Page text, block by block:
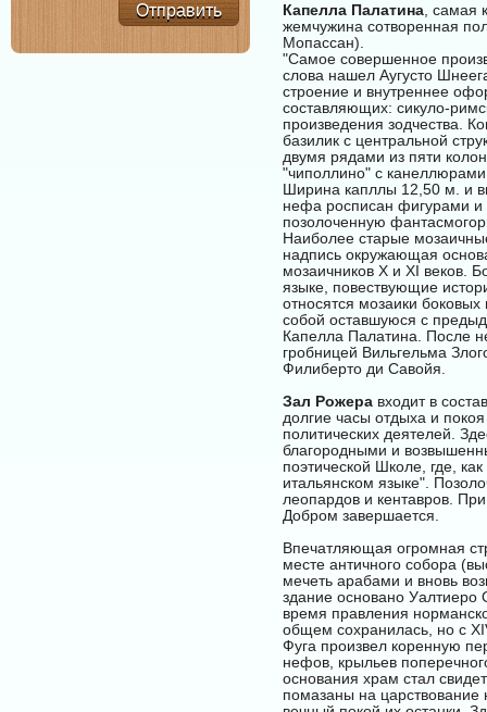
Капелла Палатина , самая
жемчужина сотворенная
Мопассан).
"Самое совершенное
слова нашел Аугусто
строение и внутреннее
составляющих: сикуло-
произведения зодчества.
базилик с центральной
двумя рядами из пяти
"чиполлино" с
Ширина капллы 12,50 м. и
нефа росписан фигурами
позолоченную
Наиболее старые
надпись окружающая
мозаичников Х и XI веков.
языке, повествующие
относятся мозаики
собой оставшуюся с
Капелла Палатина. После
гробницей Вильгельма
Филиберто ди Савойя.
Зал Рожера входит в
долгие часы отдыха и
политических деятелей.
благородными и
поэтической Школе, где,
итальянском языке".
леопардов и кентавров.
Добром завершается.
Впечатляющая огромная
месте античного собора
мечеть арабами и вновь
здание основано
время правления
общем сохранилась, но с
Фуга произвел коренную
нефов, крыльев
основания храм стал
помазаны на царствование
Отправить